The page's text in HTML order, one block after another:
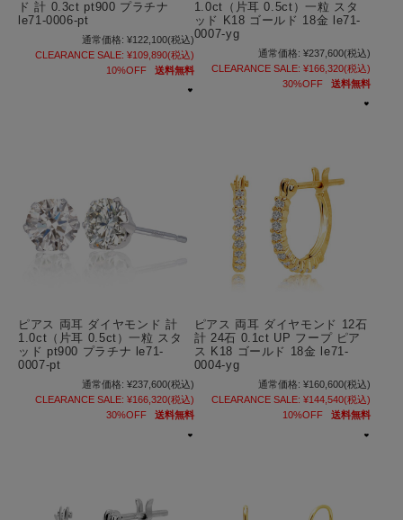
ド 計 0.3ct pt900 プラチナ
le71-0006-pt
通常価格: ¥122,100(税込)
CLEARANCE SALE: ¥109,890(税込)
10%OFF
送料無料
1.0ct（片耳 0.5ct）一粒 スタ
ッド K18 ゴールド 18金 le71-
0007-yg
通常価格: ¥237,600(税込)
CLEARANCE SALE: ¥166,320(税込)
30%OFF
送料無料
ピアス 両耳 ダイヤモンド 計
1.0ct（片耳 0.5ct）一粒 スタ
ッド pt900 プラチナ le71-
0007-pt
通常価格: ¥237,600(税込)
CLEARANCE SALE: ¥166,320(税込)
30%OFF
送料無料
ピアス 両耳 ダイヤモンド 12石
計 24石 0.1ct UP フープ ピア
ス K18 ゴールド 18金 le71-
0004-yg
通常価格: ¥160,600(税込)
CLEARANCE SALE: ¥144,540(税込)
10%OFF
送料無料